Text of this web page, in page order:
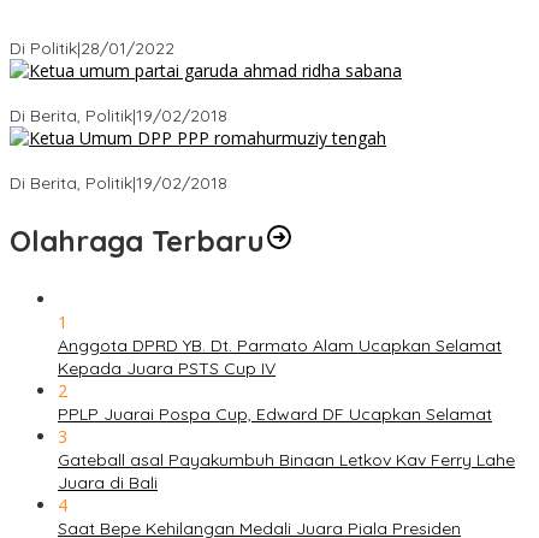
Di Politik|28/01/2022
Di Berita, Politik|19/02/2018
Di Berita, Politik|19/02/2018
Olahraga Terbaru
1
Anggota DPRD YB. Dt. Parmato Alam Ucapkan Selamat
Kepada Juara PSTS Cup IV
2
PPLP Juarai Pospa Cup, Edward DF Ucapkan Selamat
3
Gateball asal Payakumbuh Binaan Letkov Kav Ferry Lahe
Juara di Bali
4
Saat Bepe Kehilangan Medali Juara Piala Presiden